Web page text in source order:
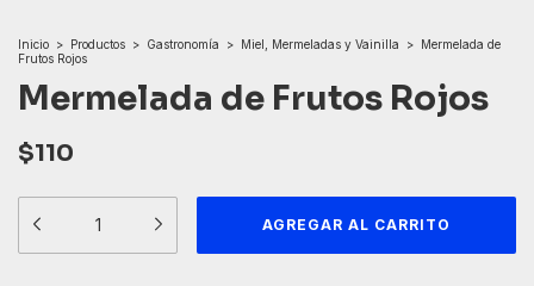
Inicio > Productos > Gastronomía > Miel, Mermeladas y Vainilla > Mermelada de
Frutos Rojos
Mermelada de Frutos Rojos
$110